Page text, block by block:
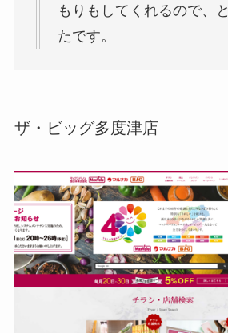
もりもしてくれるので、
たです。
ザ・ビッグ多度津店